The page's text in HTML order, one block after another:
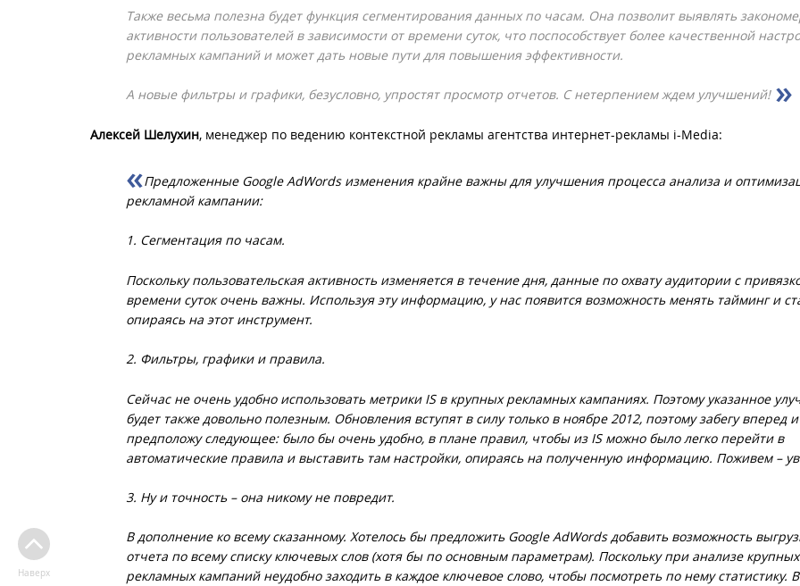
Также весьма полезна будет функция сегментирования данных по часам. Она позволит выявлять
активности пользователей в зависимости от времени суток, что поспособствует более качественной
рекламных кампаний и может дать новые пути для повышения эффективности.
А новые фильтры и графики, безусловно, упростят просмотр отчетов. С нетерпением ждем улучшений!
Алексей Шелухин, менеджер по ведению контекстной рекламы агентства интернет-рекламы i-Media:
Предложенные Google AdWords изменения крайне важны для улучшения процесса анализа и
рекламной кампании:
1. Сегментация по часам.
Поскольку пользовательская активность изменяется в течение дня, данные по охвату аудитории с
времени суток очень важны. Используя эту информацию, у нас появится возможность менять тайминг и
опираясь на этот инструмент.
2. Фильтры, графики и правила.
Сейчас не очень удобно использовать метрики IS в крупных рекламных кампаниях. Поэтому указанное
будет также довольно полезным. Обновления вступят в силу только в ноябре 2012, поэтому забегу вперед и
предположу следующее: было бы очень удобно, в плане правил, чтобы из IS можно было легко перейти в
автоматические правила и выставить там настройки, опираясь на полученную информацию. Поживем –
3. Ну и точность – она никому не повредит.
В дополнение ко всему сказанному. Хотелось бы предложить Google AdWords добавить возможность
отчета по всему списку ключевых слов (хотя бы по основным параметрам). Поскольку при анализе крупных
рекламных кампаний неудобно заходить в каждое ключевое слово, чтобы посмотреть по нему статистику.
Наверх